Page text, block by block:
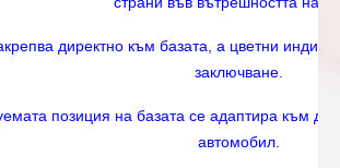
директно към базата, а цветни
заключване.
позиция на базата се адаптира към
автомобил.